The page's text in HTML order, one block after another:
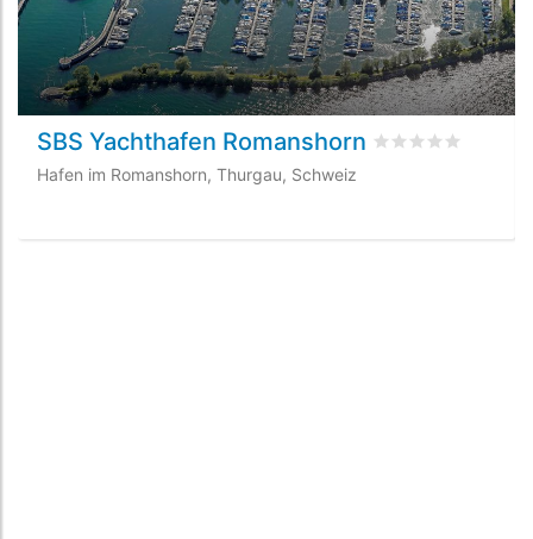
SBS Yachthafen Romanshorn bewertet0
Hafen im Romanshorn, Thurgau, Schweiz